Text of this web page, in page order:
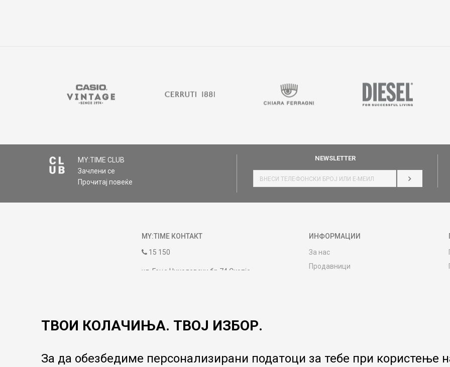
MY:TIME CLUB
Зачлени се
Прочитај повеќе
NEWSLETTER
НАЈАВИ СЕ
MY:TIME КОНТАКТ
15 150
ул. Гоце Николовски бр.74 Скопје
09:00 до 17:00
ИНФОРМАЦИИ
За нас
Продавници
Гаранција за производ
ТВОИ КОЛАЧИЊА. ТВОЈ ИЗБОР.
За да обезбедиме персонализирани податоци за тебе при користење